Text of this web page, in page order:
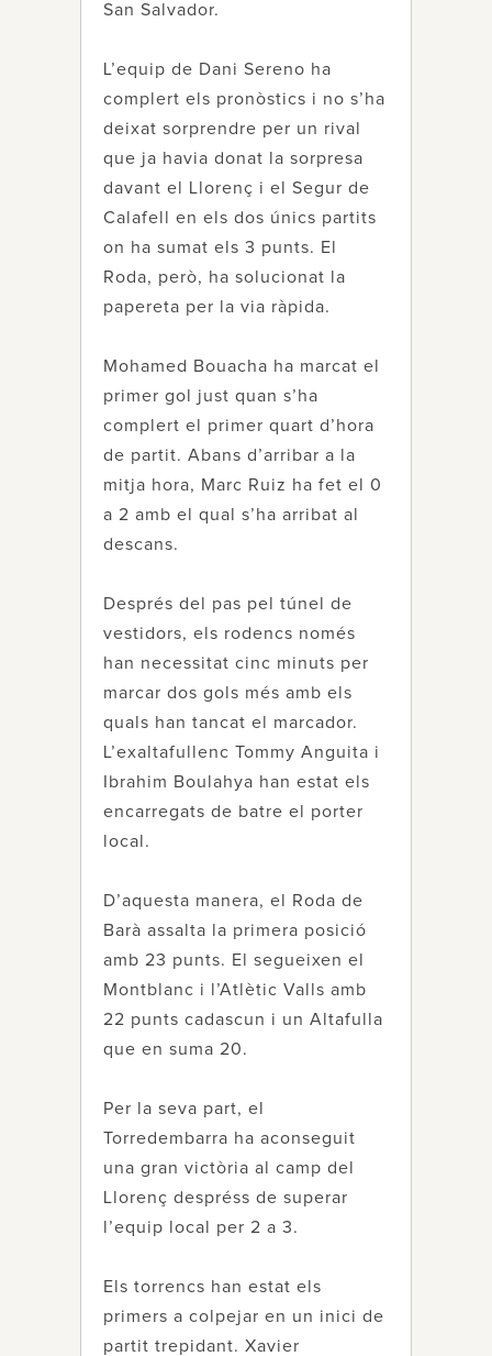
San Salvador.
L’equip de Dani Sereno ha
complert els pronòstics i no s’ha
deixat sorprendre per un rival
que ja havia donat la sorpresa
davant el Llorenç i el Segur de
Calafell en els dos únics partits
on ha sumat els 3 punts. El
Roda, però, ha solucionat la
papereta per la via ràpida.
Mohamed Bouacha ha marcat el
primer gol just quan s’ha
complert el primer quart d’hora
de partit. Abans d’arribar a la
mitja hora, Marc Ruiz ha fet el 0
a 2 amb el qual s’ha arribat al
descans.
Després del pas pel túnel de
vestidors, els rodencs només
han necessitat cinc minuts per
marcar dos gols més amb els
quals han tancat el marcador.
L’exaltafullenc Tommy Anguita i
Ibrahim Boulahya han estat els
encarregats de batre el porter
local.
D’aquesta manera, el Roda de
Barà assalta la primera posició
amb 23 punts. El segueixen el
Montblanc i l’Atlètic Valls amb
22 punts cadascun i un Altafulla
que en suma 20.
Per la seva part, el
Torredembarra ha aconseguit
una gran victòria al camp del
Llorenç despréss de superar
l’equip local per 2 a 3.
Els torrencs han estat els
primers a colpejar en un inici de
partit trepidant. Xavier